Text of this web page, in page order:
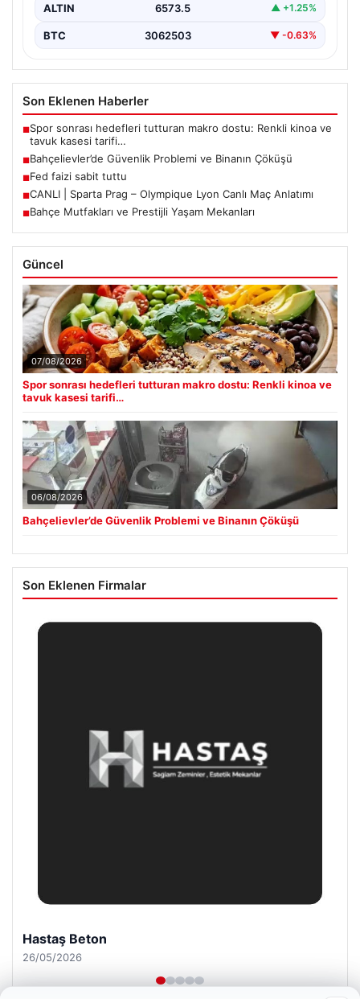
ALTIN 6573.5 ▲ +1.25%
BTC 3062503 ▼ -0.63%
Son Eklenen Haberler
■Spor sonrası hedefleri tutturan makro dostu: Renkli kinoa ve
tavuk kasesi tarifi…
■Bahçelievler’de Güvenlik Problemi ve Binanın Çöküşü
■Fed faizi sabit tuttu
■CANLI | Sparta Prag – Olympique Lyon Canlı Maç Anlatımı
■Bahçe Mutfakları ve Prestijli Yaşam Mekanları
Güncel
07/08/2026
Spor sonrası hedefleri tutturan makro dostu: Renkli kinoa ve
tavuk kasesi tarifi…
06/08/2026
Bahçelievler’de Güvenlik Problemi ve Binanın Çöküşü
Son Eklenen Firmalar
Enes Kaplan Avukatlık Bürosu
28/04/2026